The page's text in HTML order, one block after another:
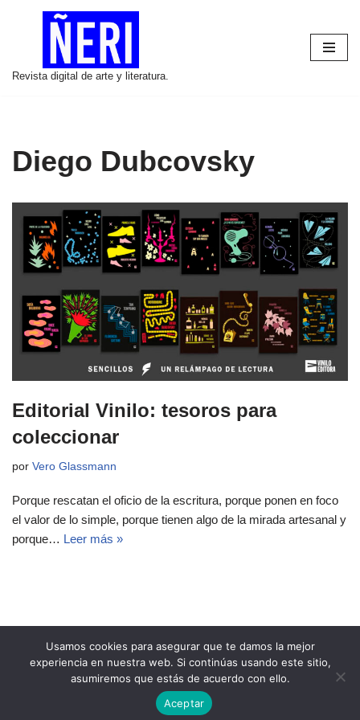
contenido
Revista digital de arte y literatura.
Diego Dubcovsky
Editorial Vinilo: tesoros para
coleccionar
por Vero Glassmann
Porque rescatan el oficio de la escritura, porque ponen en foco
el valor de lo simple, porque tienen algo de la mirada artesanal y
porque… Leer más »
Copyright 2021 Revista Ñeri
Usamos cookies para asegurar que te damos la mejor
experiencia en nuestra web. Si continúas usando este sitio,
asumiremos que estás de acuerdo con ello.
Aceptar